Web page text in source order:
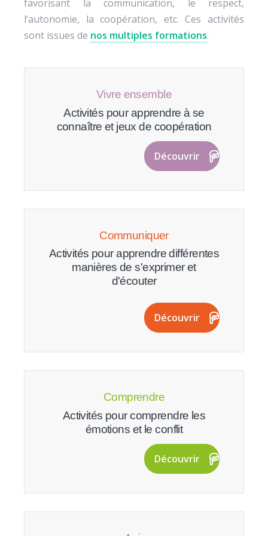
favorisant la communication, le respect,
l’autonomie, la coopération, etc. Ces activités
sont issues de nos multiples formations.
Vivre ensemble
Activités pour apprendre à se
connaître et jeux de coopération
Découvrir
Communiquer
Activités pour apprendre différentes
manières de s'exprimer et
d'écouter
Découvrir
Comprendre
Activités pour comprendre les
émotions et le conflit
Découvrir